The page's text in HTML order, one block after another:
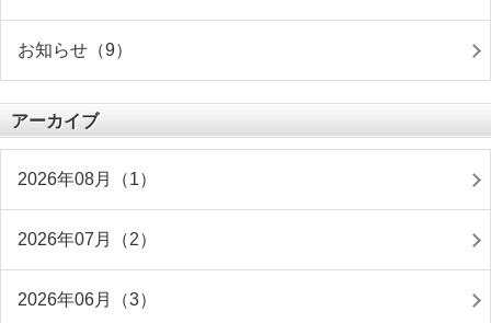
お知らせ（9）
アーカイブ
2026年08月（1）
2026年07月（2）
2026年06月（3）